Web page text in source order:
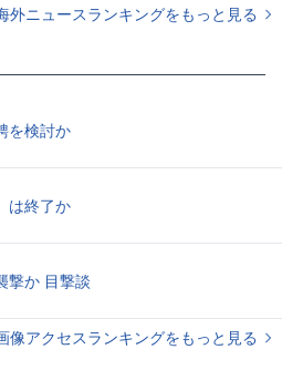
外ニュースランキングをもっと見る
を検討か
は終了か
撃か 目撃談
像アクセスランキングをもっと見る